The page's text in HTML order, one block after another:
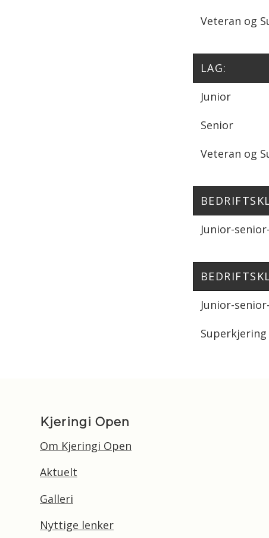
Veteran og
LAG:
Junior
Senior
Veteran og
Junior-
Junior-
Kjeringi Open
Om Kjeringi Open
Aktuelt
Galleri
Nyttige lenker